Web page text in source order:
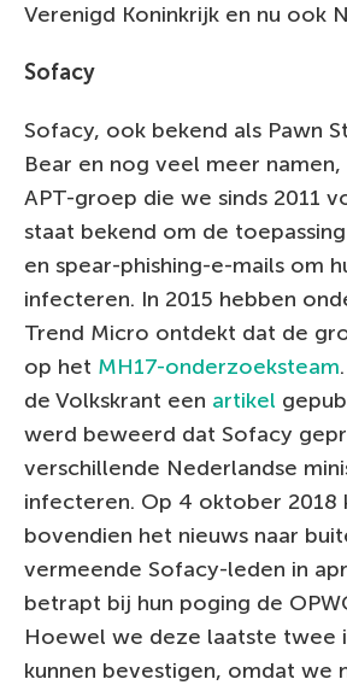
Verenigd Koninkrijk en nu ook
Sofacy
Sofacy, ook bekend als Pawn
Bear en nog veel meer
APT-groep die we sinds 2011
staat bekend om de
en spear-phishing-e-mails om
infecteren. In 2015 hebben
Trend Micro ontdekt dat de
op het MH17-onderzoeksteam
de Volkskrant een artikel
werd beweerd dat Sofacy
verschillende Nederlandse
infecteren. Op 4 oktober 2018
bovendien het nieuws naar
vermeende Sofacy-leden in
betrapt bij hun poging de
Hoewel we deze laatste twee
kunnen bevestigen, omdat we